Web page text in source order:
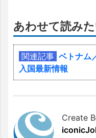
あわせて読み
関連記事 ベトナム
入国最新情報
Create